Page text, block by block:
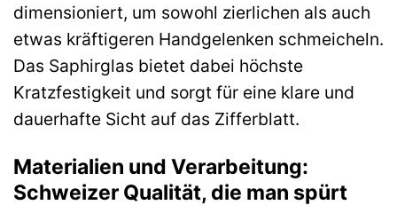
dimensioniert, um sowohl zierlichen als auch
etwas kräftigeren Handgelenken schmeicheln.
Das Saphirglas bietet dabei höchste
Kratzfestigkeit und sorgt für eine klare und
dauerhafte Sicht auf das Zifferblatt.
Materialien und Verarbeitung:
Schweizer Qualität, die man spürt